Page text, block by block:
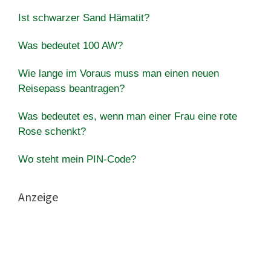
Ist schwarzer Sand Hämatit?
Was bedeutet 100 AW?
Wie lange im Voraus muss man einen neuen
Reisepass beantragen?
Was bedeutet es, wenn man einer Frau eine rote
Rose schenkt?
Wo steht mein PIN-Code?
Anzeige